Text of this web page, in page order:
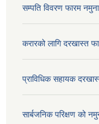
सम्पति विवरण फारम नमुना
करारको लागि दरखास्त
प्राविधिक सहायक
सार्बजनिक परिक्षण को